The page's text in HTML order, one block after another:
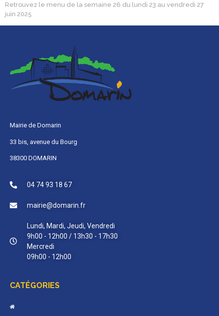
Retrouvez le menu de la semaine 26 du lundi 23 au vendredi 27
juin 2025
Mairie de Domarin
33 bis, avenue du Bourg
38300 DOMARIN
04 74 93 18 67
mairie@domarin.fr
Lundi, Mardi, Jeudi, Vendredi
9h00 - 12h00 / 13h30 - 17h30
Mercredi
09h00 - 12h00
CATÉGORIES